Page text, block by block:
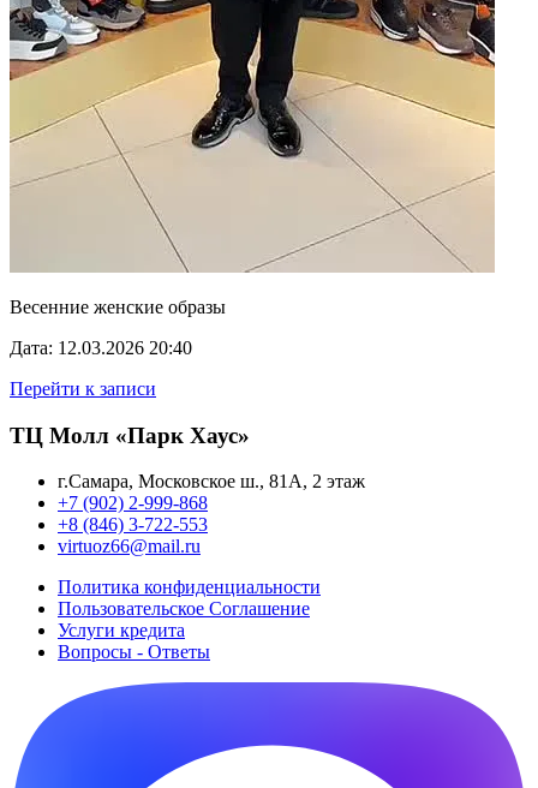
Весенние женские образы
Дата: 12.03.2026 20:40
Перейти к записи
ТЦ Молл «Парк Хаус»
г.Самара, Московское ш., 81А, 2 этаж
+7 (902) 2-999-868
+8 (846) 3-722-553
virtuoz66@mail.ru
Политика конфиденциальности
Пользовательское Cоглашение
Услуги кредита
Вопросы - Ответы